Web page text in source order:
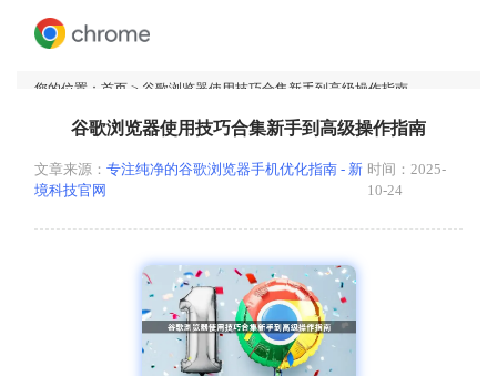
您的位置： 首页 > 谷歌浏览器使用技巧合集新手到高级操作指南
谷歌浏览器使用技巧合集新手到高级操作指南
文章来源： 专注纯净的谷歌浏览器手机优化指南 - 新
境科技官网
时间：2025-
10-24